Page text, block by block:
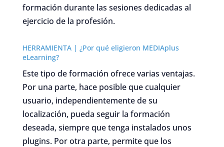
formación durante las sesiones dedicadas al
ejercicio de la profesión.
HERRAMIENTA | ¿Por qué eligieron MEDIAplus
eLearning?
Este tipo de formación ofrece varias ventajas.
Por una parte, hace posible que cualquier
usuario, independientemente de su
localización, pueda seguir la formación
deseada, siempre que tenga instalados unos
plugins. Por otra parte, permite que los